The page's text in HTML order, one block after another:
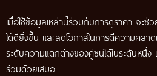
เมื่อใช้ข้อมูลเหล่านี้ร่วมกับการดูราคา จะช่
ได้ดียิ่งขึ้น และลดโอกาสในการตีความคล
ระดับความแตกต่างของคู่ชนได้ในระดับห
ร่วมด้วยเสมอ